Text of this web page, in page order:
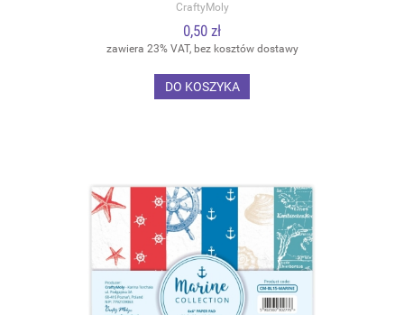
CraftyMoly
0,50 zł
zawiera 23% VAT, bez kosztów dostawy
DO KOSZYKA